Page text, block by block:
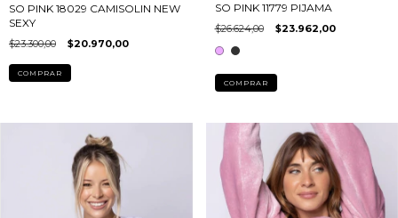
SO PINK 18029 CAMISOLIN NEW
SEXY
$23.300,00 $20.970,00
COMPRAR
SO PINK 11779 PIJAMA
$26.624,00 $23.962,00
COMPRAR